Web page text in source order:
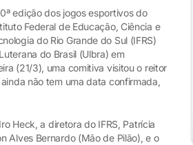
edição dos jogos esportivos do
Federal de Educação, Ciência e
do Rio Grande do Sul (IFRS)
do Brasil (Ulbra) em
(21/3), uma comitiva visitou o reitor
não tem uma data confirmada,
Heck, a diretora do IFRS, Patrícia
Alves Bernardo (Mão de Pilão), e o